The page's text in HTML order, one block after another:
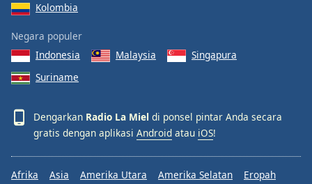
End
dialog
window.
Kolombia
Negara populer
Indonesia
Malaysia
Singapura
Suriname
Dengarkan Radio La Miel di ponsel pintar Anda secara
gratis dengan aplikasi Android atau iOS!
Afrika Asia Amerika Utara Amerika Selatan Eropah